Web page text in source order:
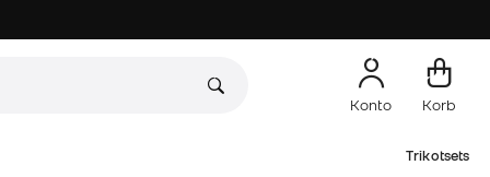
Konto Korb
Trikotsets